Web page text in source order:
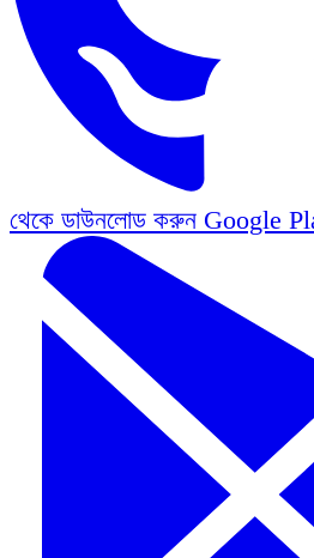
থেকে ডাউনলোড করুন Google